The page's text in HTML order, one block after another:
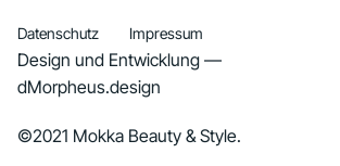
©2021 Mokka Beauty & Style.
Datenschutz Impressum
Design und Entwicklung —
dMorpheus.design